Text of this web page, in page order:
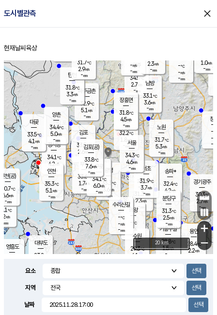
도시별관측 close
홈
현재날씨 육상
의도
℃
m/s
mm
영흥도
양주
34.5℃
2.7
-mm
과천
31.3℃
2.3m/s
- mm
용인
28.4℃
2.2m/s
경기광주
30.3℃
2.7m/s
-mm
1.3m/s
대부도
23.2
12.0
경서동
34.1℃
4.2 m/s
-mm
파주금촌
32.9℃
5.1 m/s
-mm
-℃
-m/s
-mm
대곶
33.5℃
4.1 m/s
-mm
창
-
-m/
-
탄현
31.8℃
3.3m/s
-mm
1.0m/s
-mm
의왕
- ℃
m/s
mm
김포
33.5℃
2.6 m/s
mm
광명
33.3 ℃
3.6 m/s
-mm
부천
33.6℃
1.7m/s
-mm
양촌
34.4℃
5.0m/s
-mm
구로
34.1℃
6.0m/s
-mm
은평
32.2℃
1.8 m/s
- mm
노원
31.7℃
5.3m/s
-mm
송파*
32.4℃
4.2m/s
-mm
서초
31.9℃
3.7m/s
-mm
남방
33.1℃
3.6m/s
-mm
기흥구갈
28.8℃
1.5m/s
-
수리산길
-℃
-m/s
-mm
분당구
31.3℃
2.5m/s
-mm
장흥면
31.8℃
4.5m/s
-mm
-m/s
-mm
인천(공)
30.7℃
6.6m/s
-mm
김포(공)
33.8℃
7.6m/s
-mm
수원
29.3℃
6.1 m/s
인천
35.3℃
5.1 m/s
-mm
서울
34.3℃
4.6m/s
-mm
31.7℃
2.9m/s
-mm
2.3m/s
-mm
+
−
20 km
요소
지역
날짜